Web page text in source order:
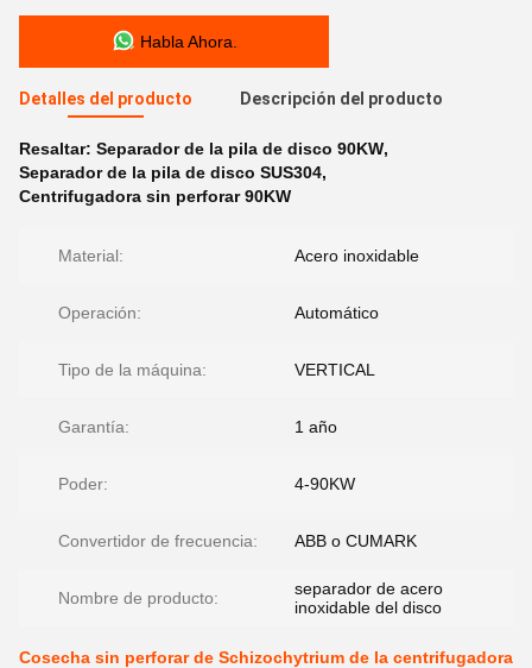
Habla Ahora.
Detalles del producto Descripción del producto
Resaltar: Separador de la pila de disco 90KW,
Separador de la pila de disco SUS304,
Centrifugadora sin perforar 90KW
Material: Acero inoxidable
Operación: Automático
Tipo de la máquina: VERTICAL
Garantía: 1 año
Poder: 4-90KW
Convertidor de frecuencia: ABB o CUMARK
Nombre de producto:
separador de acero
inoxidable del disco
Cosecha sin perforar de Schizochytrium de la centrifugadora